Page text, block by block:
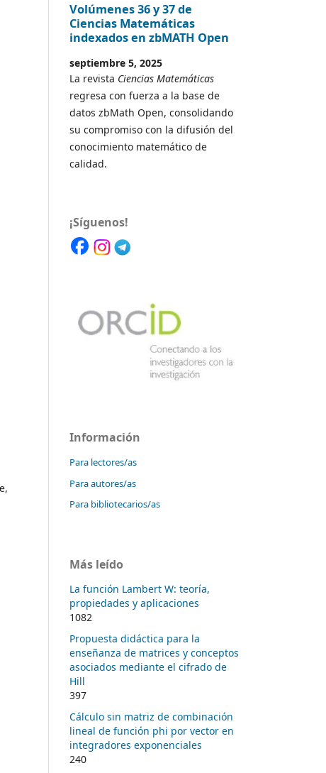
Volúmenes 36 y 37 de
Ciencias Matemáticas
indexados en zbMATH Open
septiembre 5, 2025
La revista Ciencias Matemáticas
regresa con fuerza a la base de
datos zbMath Open, consolidando
su compromiso con la difusión del
conocimiento matemático de
calidad.
¡Síguenos!
Información
Para lectores/as
Para autores/as
Para bibliotecarios/as
Más leído
La función Lambert W: teoría,
propiedades y aplicaciones
1082
Propuesta didáctica para la
enseñanza de matrices y conceptos
asociados mediante el cifrado de
Hill
397
Cálculo sin matriz de combinación
lineal de función phi por vector en
integradores exponenciales
240